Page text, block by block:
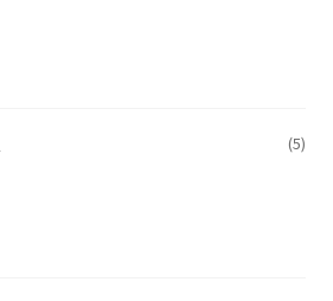
(5)